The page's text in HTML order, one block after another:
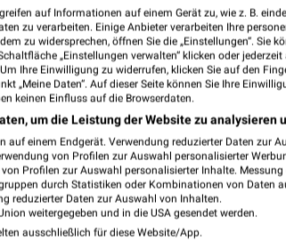
LADESÄULEN ANZEIGEN
dieser Filiale
5 Tagen
auf Informationen auf einem Gerät zu, wie z. B.
zu verarbeiten. Einige Anbieter verarbeiten Ihre
zu widersprechen, öffnen Sie die „Einstellungen“. Sie
„Einstellungen verwalten“ klicken oder
Ihre Einwilligung zu widerrufen, klicken Sie auf den
„Meine Daten“. Auf dieser Seite können Sie Ihre
keinen Einfluss auf die Browserdaten.
um die Leistung der Website zu analysieren
einem Endgerät. Verwendung reduzierter Daten zur
von Profilen zur Auswahl personalisierter
Profilen zur Auswahl personalisierter Inhalte.
durch Statistiken oder Kombinationen von Daten
reduzierter Daten zur Auswahl von Inhalten.
weitergegeben und in die USA gesendet werden.
ausschließlich für diese Website/App.